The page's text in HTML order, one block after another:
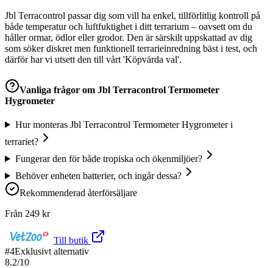
Jbl Terracontrol passar dig som vill ha enkel, tillförlitlig kontroll på
både temperatur och luftfuktighet i ditt terrarium – oavsett om du
håller ormar, ödlor eller grodor. Den är särskilt uppskattad av dig
som söker diskret men funktionell terrarieinredning bäst i test, och
därför har vi utsett den till vårt 'Köpvärda val'.
Vanliga frågor om Jbl Terracontrol Termometer
Hygrometer
Hur monteras Jbl Terracontrol Termometer Hygrometer i
terrariet?
Fungerar den för både tropiska och ökenmiljöer?
Behöver enheten batterier, och ingår dessa?
Rekommenderad återförsäljare
Från 249 kr
Till butik
#4Exklusivt alternativ
8.2/10